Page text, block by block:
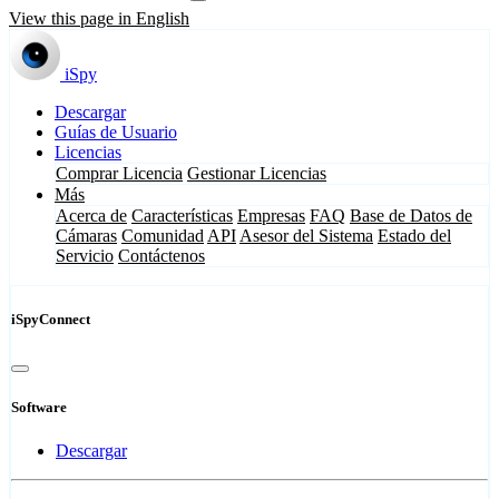
View this page in English
iSpy
Descargar
Guías de Usuario
Licencias
Comprar Licencia Gestionar Licencias
Más
Acerca de Características Empresas FAQ Base de Datos de
Cámaras Comunidad API Asesor del Sistema Estado del
Servicio Contáctenos
iSpyConnect
Software
Descargar